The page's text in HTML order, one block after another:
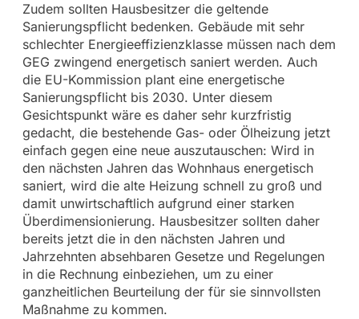
Zudem sollten Hausbesitzer die geltende
Sanierungspflicht bedenken. Gebäude mit sehr
schlechter Energieeffizienzklasse müssen nach dem
GEG zwingend energetisch saniert werden. Auch
die EU-Kommission plant eine energetische
Sanierungspflicht bis 2030. Unter diesem
Gesichtspunkt wäre es daher sehr kurzfristig
gedacht, die bestehende Gas- oder Ölheizung jetzt
einfach gegen eine neue auszutauschen: Wird in
den nächsten Jahren das Wohnhaus energetisch
saniert, wird die alte Heizung schnell zu groß und
damit unwirtschaftlich aufgrund einer starken
Überdimensionierung. Hausbesitzer sollten daher
bereits jetzt die in den nächsten Jahren und
Jahrzehnten absehbaren Gesetze und Regelungen
in die Rechnung einbeziehen, um zu einer
ganzheitlichen Beurteilung der für sie sinnvollsten
Maßnahme zu kommen.